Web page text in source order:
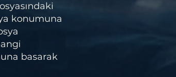
konumuna
basarak